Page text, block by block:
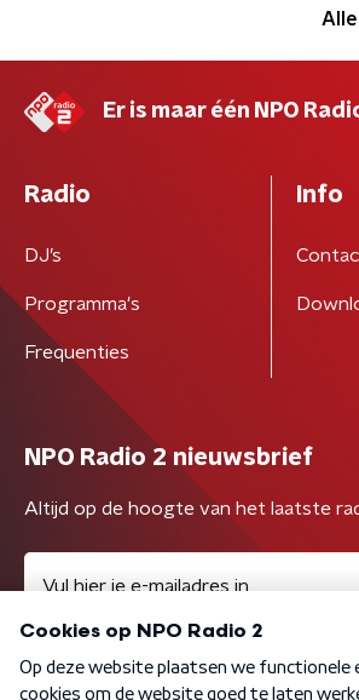
Er is maar één NPO
Radio
DJ’s
Programma's
Frequenties
Info
NPO Radio 2 nieuwsbrief
Altijd op de hoogte van het laatste